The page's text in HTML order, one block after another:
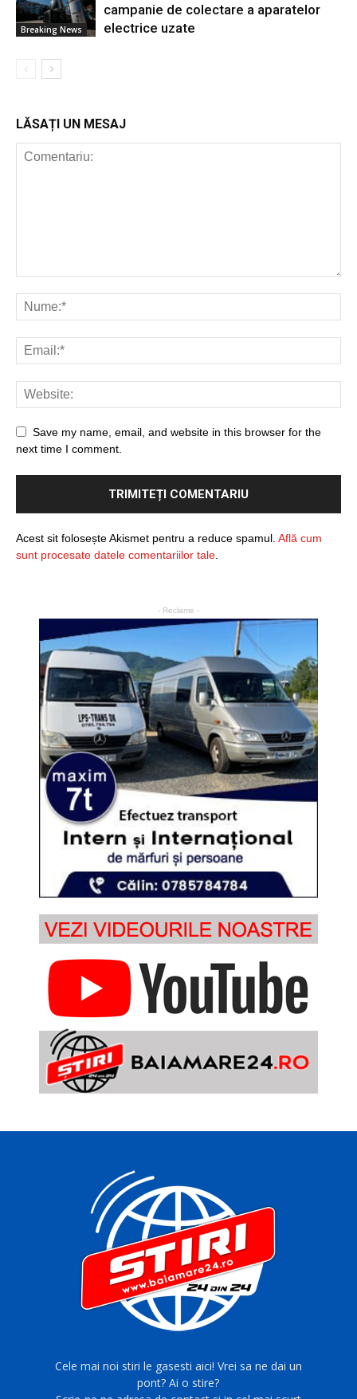
Breaking News
campanie de colectare a aparatelor
electrice uzate
LĂSAȚI UN MESAJ
Save my name, email, and website in this browser for the
next time I comment.
Acest sit folosește Akismet pentru a reduce spamul. Află cum
sunt procesate datele comentariilor tale
- Reclame -
Cele mai noi stiri le gasesti aici! Vrei sa ne dai un
pont? Ai o stire?